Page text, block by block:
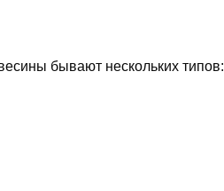
бывают нескольких типов: